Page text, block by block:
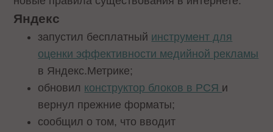
Яндекс
запустил бесплатный инструмент для
оценки эффективности медийной рекламы
в Яндекс.Метрике;
обновил конструктор блоков в РСЯ и
вернул прежние форматы;
сообщил о том, что вводит